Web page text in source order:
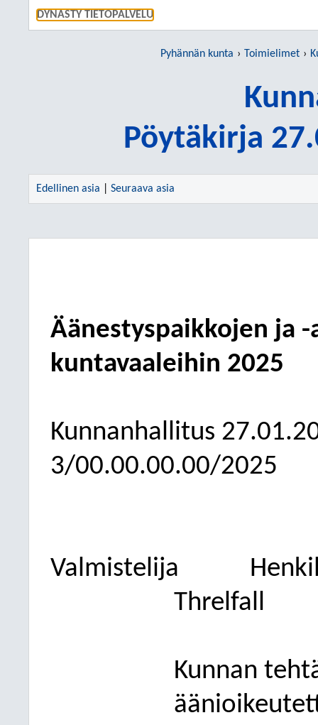
DYNASTY TIETOPALVELU
Pyhännän kunta Toimielimet
Pöytäkirja
Edellinen asia Seuraava asia
Äänestyspaikkojen ja
kuntavaaleihin 2025
Kunnanhallitus
3/00.00.00.00/2025
Valmistelija
Threlfall
Kunnan